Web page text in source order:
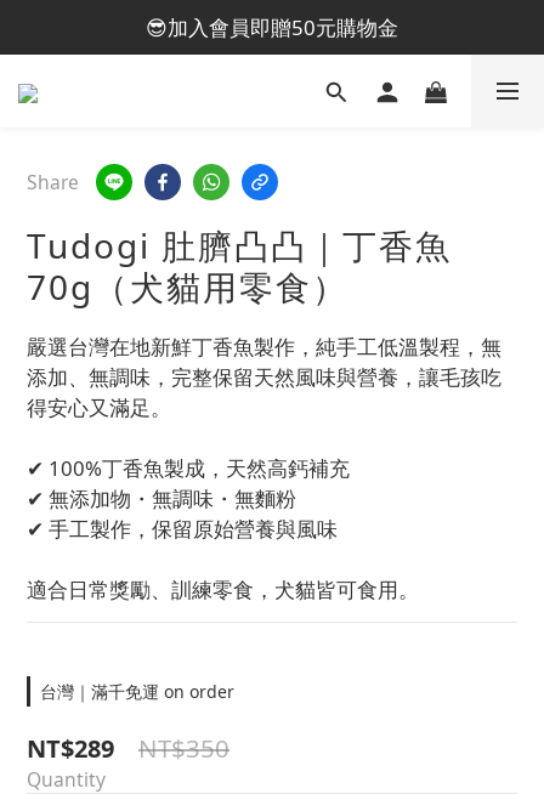
😎加入會員即贈50元購物金
😎加入會員即贈50元購物金
🤩全館消費滿千免運(台灣)
😎加入會員即贈50元購物金
Share
Tudogi 肚臍凸凸｜丁香魚
70g（犬貓用零食）
嚴選台灣在地新鮮丁香魚製作，純手工低溫製程，無
添加、無調味，完整保留天然風味與營養，讓毛孩吃
得安心又滿足。
✔ 100%丁香魚製成，天然高鈣補充
✔ 無添加物・無調味・無麵粉
✔ 手工製作，保留原始營養與風味
適合日常獎勵、訓練零食，犬貓皆可食用。
台灣｜滿千免運 on order
NT$289 NT$350
Quantity